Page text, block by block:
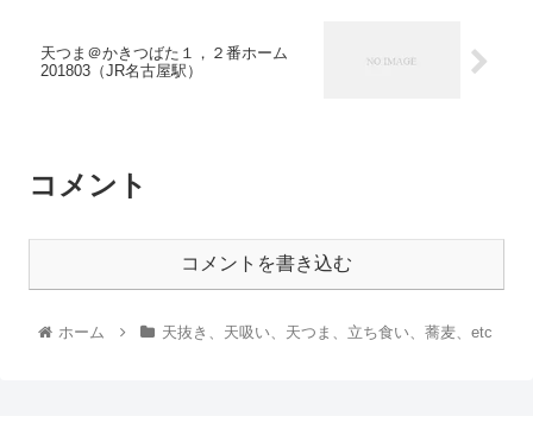
天つま＠かきつばた１，２番ホーム
201803（JR名古屋駅）
コメント
コメントを書き込む
ホーム 天抜き、天吸い、天つま、立ち食い、蕎麦、etc